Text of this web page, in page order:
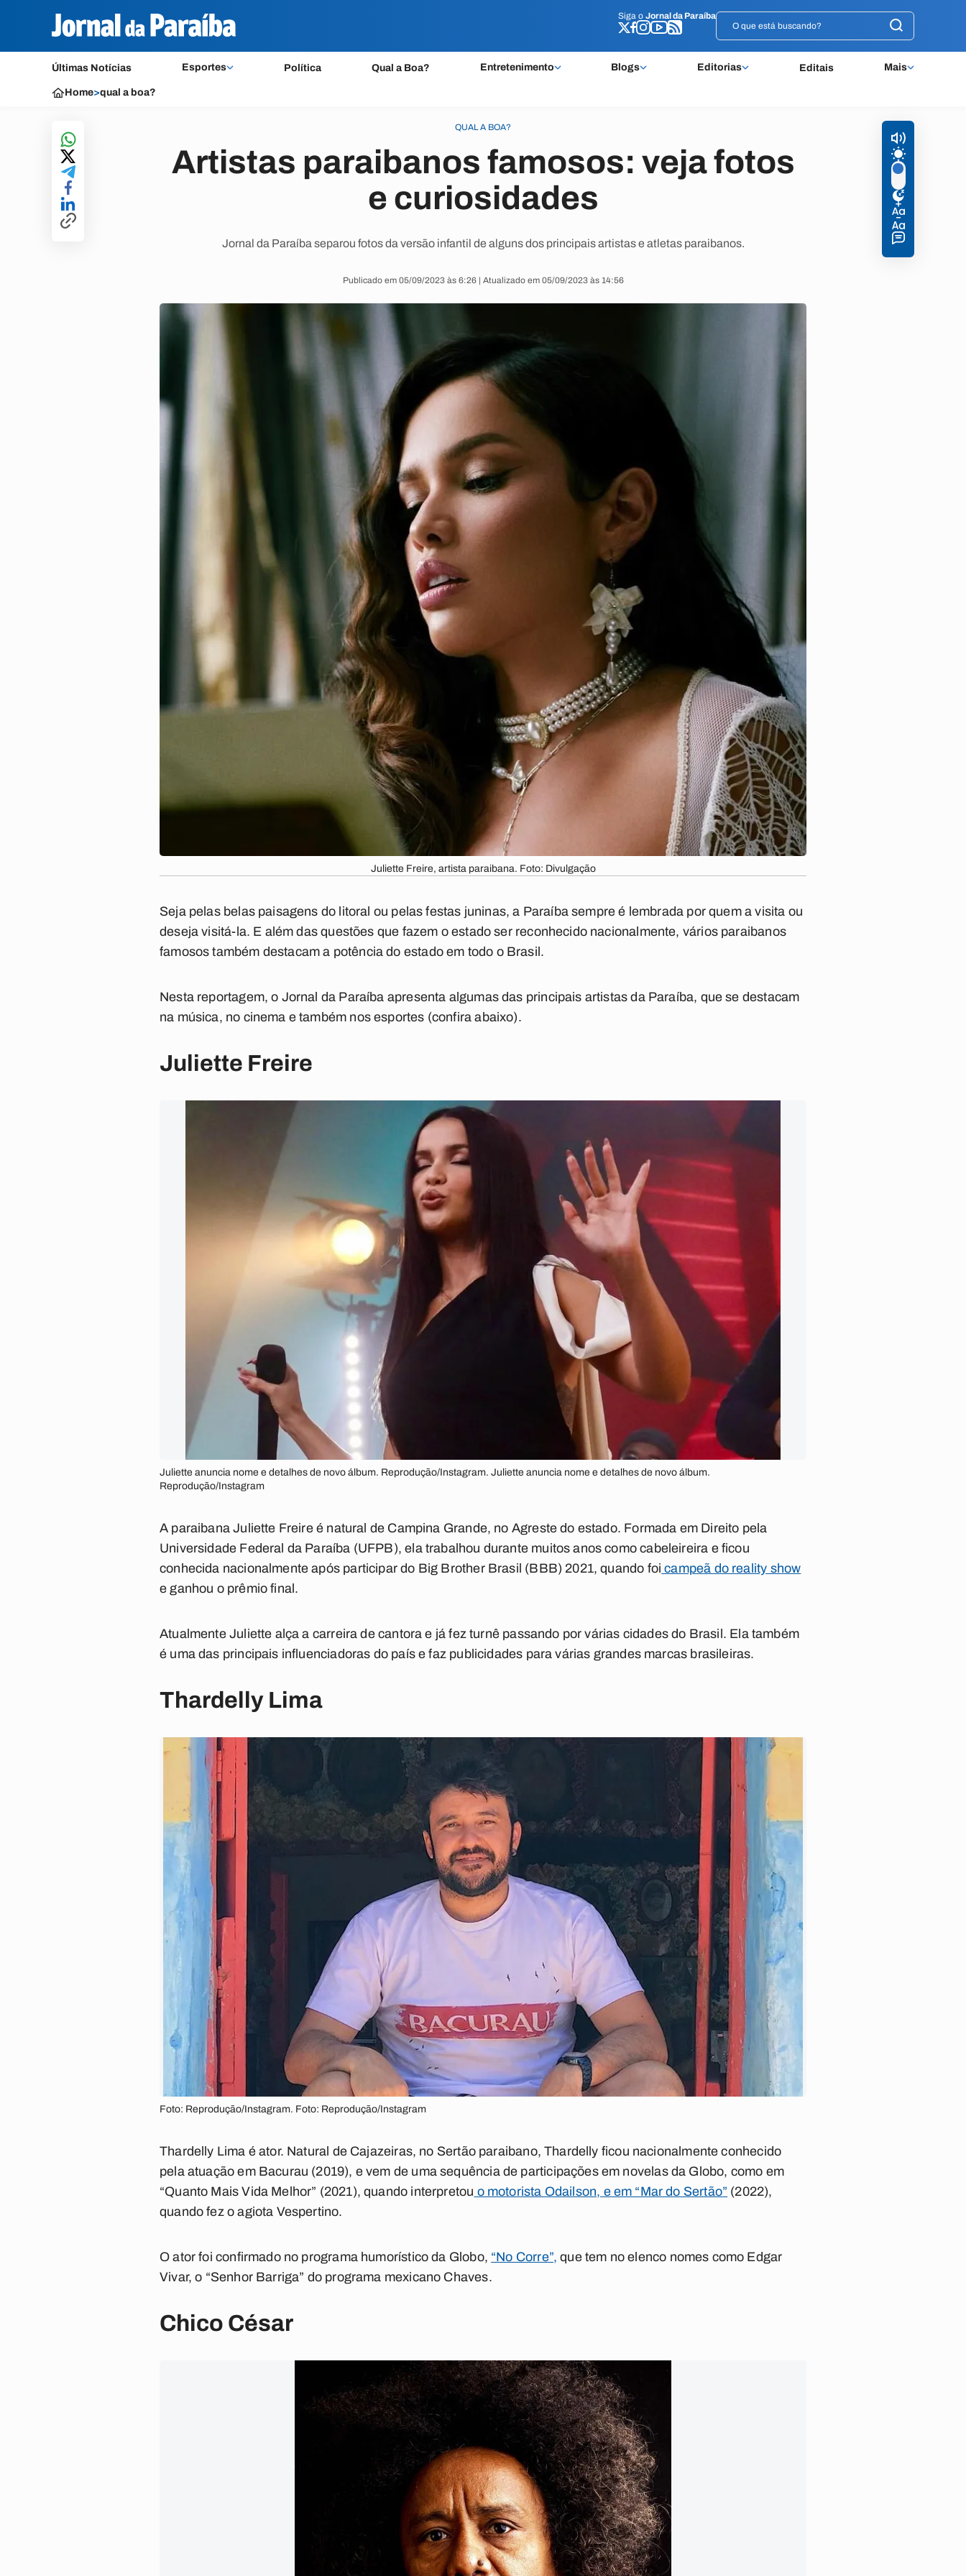
Siga o Jornal da Paraíba
Últimas Notícias Esportes Política Qual a Boa? Entretenimento Blogs Editorias Editais Mais
Siga o Jornal da Paraíba
Home>qual a boa?
QUAL A BOA?
Artistas paraibanos famosos: veja fotos
e curiosidades
Jornal da Paraíba separou fotos da versão infantil de alguns dos principais artistas e atletas paraibanos.
Publicado em 05/09/2023 às 6:26 | Atualizado em 05/09/2023 às 14:56
Juliette Freire, artista paraibana. Foto: Divulgação
Seja pelas belas paisagens do litoral ou pelas festas juninas, a Paraíba sempre é lembrada por quem a visita ou
deseja visitá-la. E além das questões que fazem o estado ser reconhecido nacionalmente, vários paraibanos
famosos também destacam a potência do estado em todo o Brasil.
Nesta reportagem, o Jornal da Paraíba apresenta algumas das principais artistas da Paraíba, que se destacam
na música, no cinema e também nos esportes (confira abaixo).
Juliette Freire
Juliette anuncia nome e detalhes de novo álbum. Reprodução/Instagram. Juliette anuncia nome e detalhes de novo álbum.
Reprodução/Instagram
A paraibana Juliette Freire é natural de Campina Grande, no Agreste do estado. Formada em Direito pela
Universidade Federal da Paraíba (UFPB), ela trabalhou durante muitos anos como cabeleireira e ficou
conhecida nacionalmente após participar do Big Brother Brasil (BBB) 2021, quando foi campeã do reality show
e ganhou o prêmio final.
Atualmente Juliette alça a carreira de cantora e já fez turnê passando por várias cidades do Brasil. Ela também
é uma das principais influenciadoras do país e faz publicidades para várias grandes marcas brasileiras.
Thardelly Lima
Foto: Reprodução/Instagram. Foto: Reprodução/Instagram
Thardelly Lima é ator. Natural de Cajazeiras, no Sertão paraibano, Thardelly ficou nacionalmente conhecido
pela atuação em Bacurau (2019), e vem de uma sequência de participações em novelas da Globo, como em
“Quanto Mais Vida Melhor” (2021), quando interpretou o motorista Odailson, e em “Mar do Sertão” (2022),
quando fez o agiota Vespertino.
O ator foi confirmado no programa humorístico da Globo, “No Corre”, que tem no elenco nomes como Edgar
Vivar, o “Senhor Barriga” do programa mexicano Chaves.
Chico César